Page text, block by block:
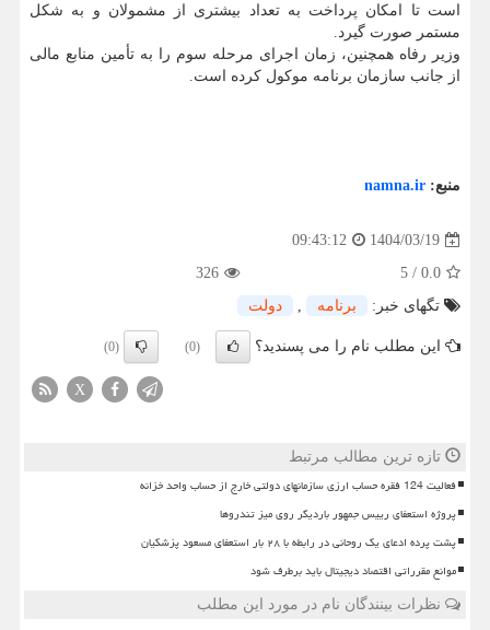
است تا امکان پرداخت به تعداد بیشتری از مشمولان و به شکل
مستمر صورت گیرد.
وزیر رفاه همچنین، زمان اجرای مرحله سوم را به تأمین منابع مالی
از جانب سازمان برنامه موکول کرده است.
منبع: namna.ir
1404/03/19
09:43:12
0.0
/
5
326
تگهای خبر:
برنامه , دولت
این مطلب نام را می پسندید؟ (0)
(0)
X
تازه ترین مطالب مرتبط
فعالیت 124 فقره حساب ارزی سازمانهای دولتی خارج از حساب واحد خزانه
پروژه استعفای رییس جمهور باردیگر روی میز تندروها
پشت پرده ادعای یک روحانی در رابطه با ۲۸ بار استعفای مسعود پزشکیان
موانع مقرراتی اقتصاد دیجیتال باید برطرف شود
نظرات بینندگان نام در مورد این مطلب